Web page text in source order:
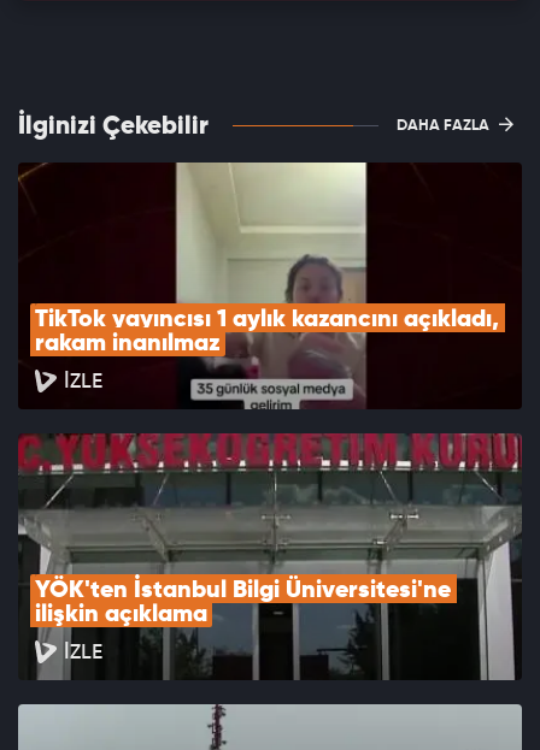
İlginizi Çekebilir DAHA FAZLA
TikTok yayıncısı 1 aylık kazancını açıkladı,
rakam inanılmaz
İZLE
YÖK'ten İstanbul Bilgi Üniversitesi'ne
ilişkin açıklama
İZLE